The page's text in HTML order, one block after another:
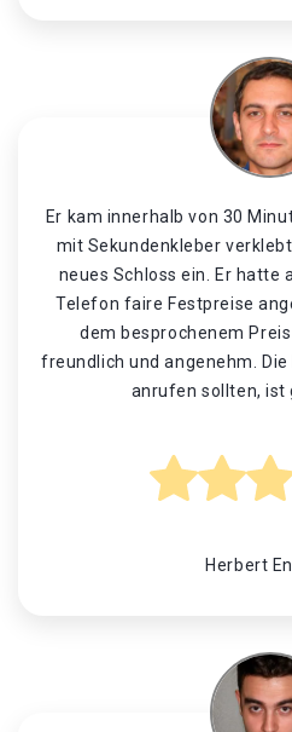
Er kam innerhalb von 30
mit Sekundenkleber
neues Schloss ein. Er hatte
Telefon faire Festpreise
dem besprochenem
freundlich und angenehm. Die
anrufen sollten, ist
Herbert